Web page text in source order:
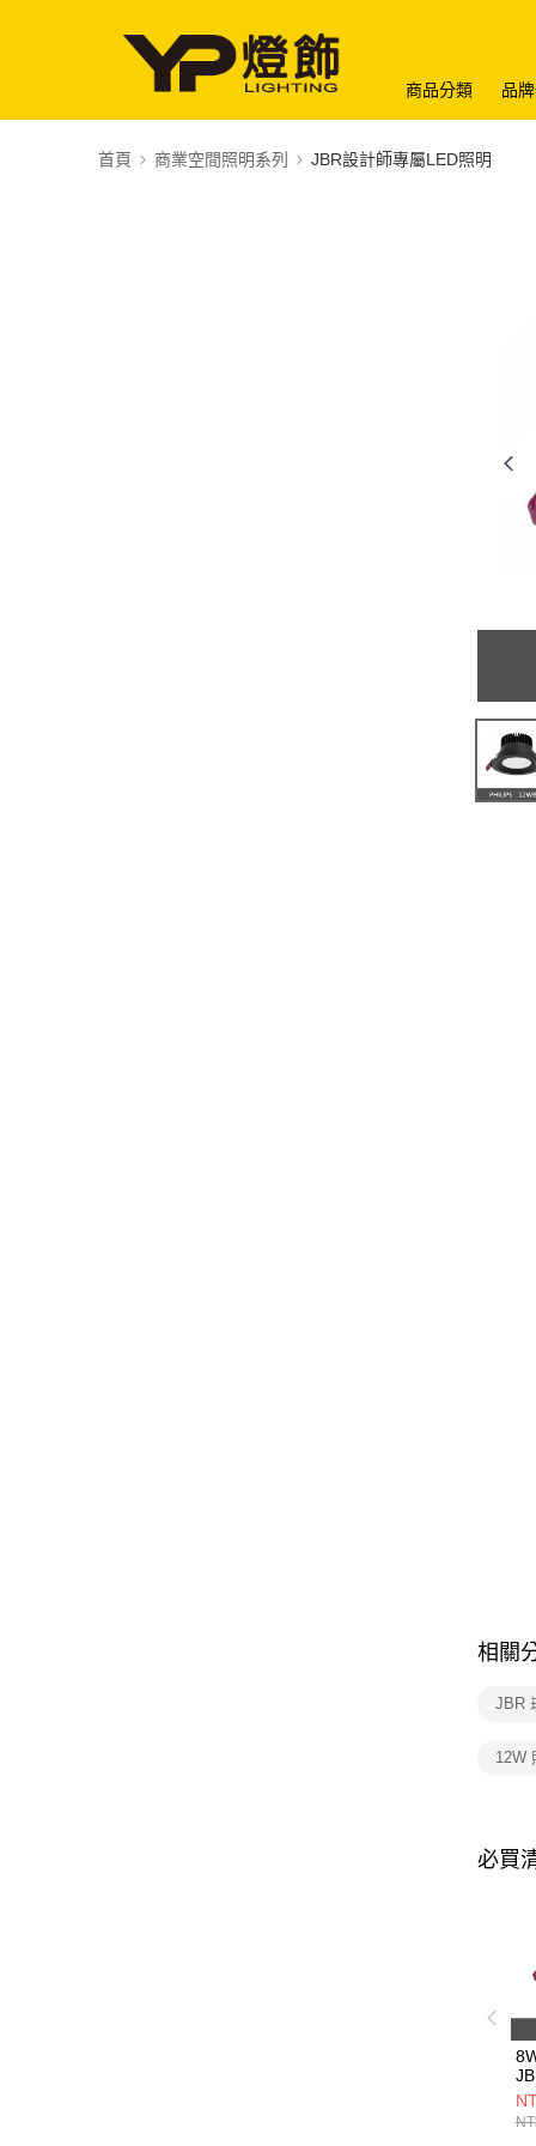
商品分類 品
首頁 商業空間照明系列 JBR設計師專屬LED照明
相關
JBR
12W
必買